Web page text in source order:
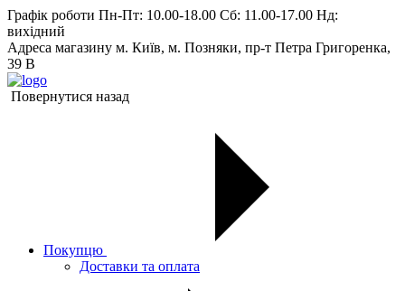
Графік роботи Пн-Пт: 10.00-18.00 Сб: 11.00-17.00 Нд:
вихiдний
Адреса магазину м. Київ, м. Позняки, пр-т Петра Григоренка,
39 В
Повернутися назад
Покупцю
Доставки та оплата